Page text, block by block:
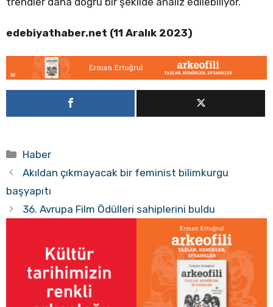
edebiyathaber.net (11 Aralık 2023)
Kategoriler
Haber
Akıldan çıkmayacak bir feminist bilimkurgu
başyapıtı
36. Avrupa Film Ödülleri sahiplerini buldu